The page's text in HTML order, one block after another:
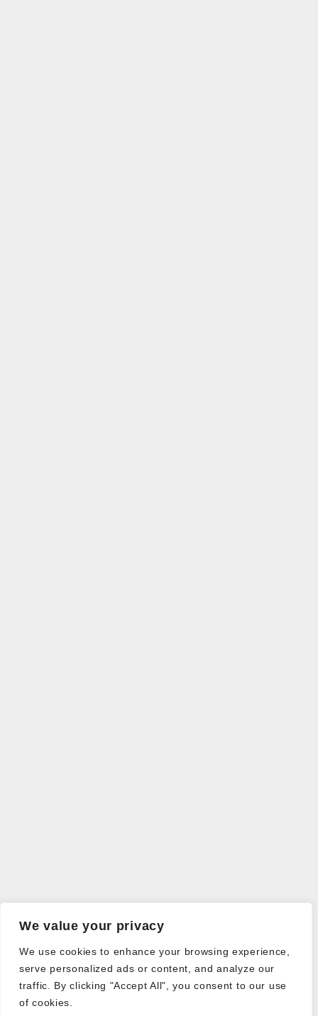
We value your privacy
We use cookies to enhance your browsing experience,
serve personalized ads or content, and analyze our
traffic. By clicking "Accept All", you consent to our use
of cookies.